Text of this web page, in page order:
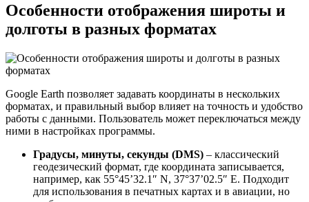
Особенности отображения широты и
долготы в разных форматах
Google Earth позволяет задавать координаты в нескольких
форматах, и правильный выбор влияет на точность и удобство
работы с данными. Пользователь может переключаться между
ними в настройках программы.
Градусы, минуты, секунды (DMS) – классический
геодезический формат, где координата записывается,
например, как 55°45’32.1″ N, 37°37’02.5″ E. Подходит
для использования в печатных картах и в авиации, но